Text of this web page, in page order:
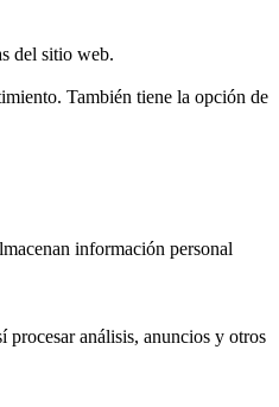
del sitio web.
También tiene la opción de
información personal
procesar análisis, anuncios y otros